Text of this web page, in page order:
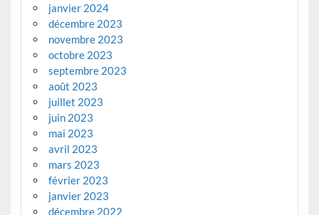
janvier 2024
décembre 2023
novembre 2023
octobre 2023
septembre 2023
août 2023
juillet 2023
juin 2023
mai 2023
avril 2023
mars 2023
février 2023
janvier 2023
décembre 2022